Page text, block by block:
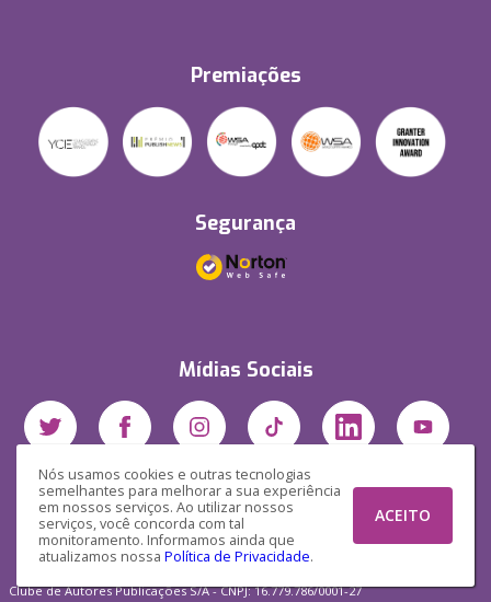
Nós usamos cookies e outras tecnologias
semelhantes para melhorar a sua experiência
em nossos serviços. Ao utilizar nossos
serviços, você concorda com tal
monitoramento. Informamos ainda que
atualizamos nossa Política de Privacidade.
ACEITO
Premiações
Segurança
Mídias Sociais
Clube de Autores Publicações S/A - CNPJ: 16.779.786/0001-27